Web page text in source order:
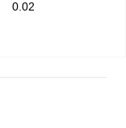
0.02